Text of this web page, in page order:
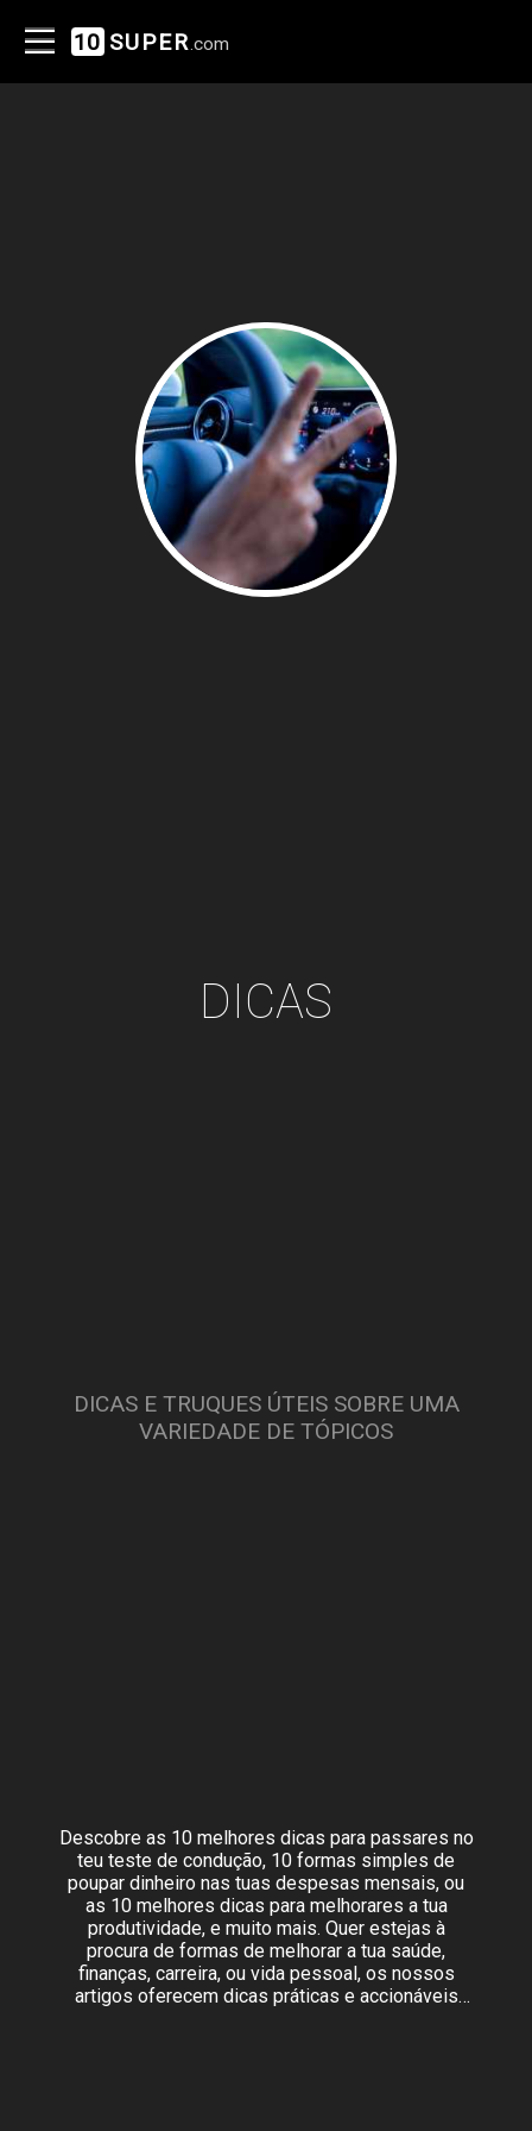
10 SUPER .com
DICAS
DICAS E TRUQUES ÚTEIS SOBRE UMA
VARIEDADE DE TÓPICOS
Descobre as 10 melhores dicas para passares no
teu teste de condução, 10 formas simples de
poupar dinheiro nas tuas despesas mensais, ou
as 10 melhores dicas para melhorares a tua
produtividade, e muito mais. Quer estejas à
procura de formas de melhorar a tua saúde,
finanças, carreira, ou vida pessoal, os nossos
artigos oferecem dicas práticas e accionáveis